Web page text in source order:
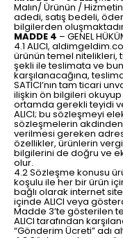
Malın/ Ürünün /
adedi, satış bedeli,
bilgilerden
MADDE 4 – GENEL
4.1 ALICI,
ürünün temel nitelikleri,
şekli ile teslimata ve
karşılanacağına,
SATICI’nın tam ticari
ilişkin ön bilgileri
ortamda gerekli teyidi
ALICI; bu sözleşmeyi
sözleşmelerin akdinden
verilmesi gereken
özellikler, ürünlerin
bilgilerini de doğru ve
olur.
4.2 Sözleşme konusu
koşulu ile her bir ürün
bağlı olarak internet
içinde ALICI veya
Madde 3’te gösterilen
ALICI tarafından
“Gönderim Ücreti” adı